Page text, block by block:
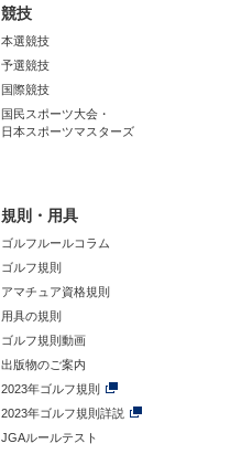
競技
本選競技
予選競技
国際競技
国民スポーツ大会・
日本スポーツマスターズ
規則・用具
ゴルフルールコラム
ゴルフ規則
アマチュア資格規則
用具の規則
ゴルフ規則動画
出版物のご案内
2023年ゴルフ規則
2023年ゴルフ規則詳説
JGAルールテスト